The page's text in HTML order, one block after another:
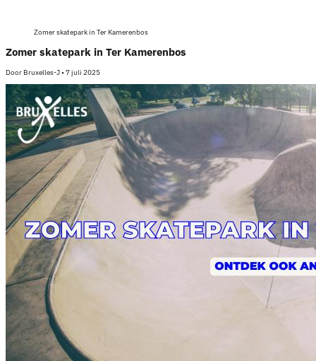
Zomer skatepark in Ter Kamerenbos
Zomer skatepark in Ter Kamerenbos
Door Bruxelles-J•7 juli 2025